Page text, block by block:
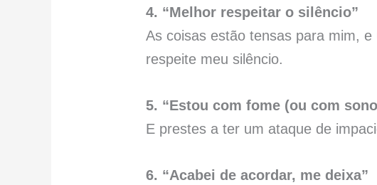
4. “Melhor respeitar o silêncio”
As coisas estão tensas para mim,
respeite meu silêncio.
5. “Estou com fome (ou com
E prestes a ter um ataque de
6. “Acabei de acordar, me deixa”